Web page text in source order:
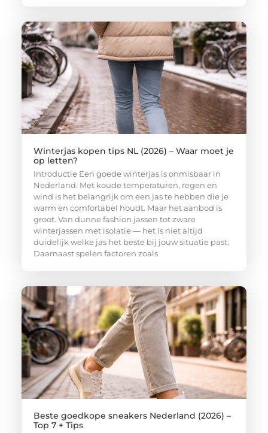
Winterjas kopen tips NL (2026) – Waar moet je
op letten?
Introductie Een goede winterjas is onmisbaar in
Nederland. Met koude temperaturen, regen en
wind is het belangrijk om een jas te hebben die je
warm en comfortabel houdt. Maar het aanbod is
groot. Van dunne fashion jassen tot zware
winterjassen met isolatie — het is niet altijd
duidelijk welke jas het beste bij jouw situatie past.
Daarnaast spelen factoren zoals
Beste goedkope sneakers Nederland (2026) –
Top 7 + Tips